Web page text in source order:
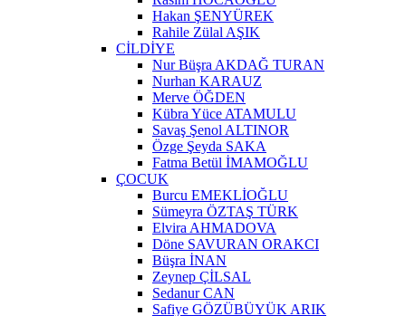
Hakan ŞENYÜREK
Rahile Zülal AŞIK
CİLDİYE
Nur Büşra AKDAĞ TURAN
Nurhan KARAUZ
Merve ÖĞDEN
Kübra Yüce ATAMULU
Savaş Şenol ALTINOR
Özge Şeyda SAKA
Fatma Betül İMAMOĞLU
ÇOCUK
Burcu EMEKLİOĞLU
Sümeyra ÖZTAŞ TÜRK
Elvira AHMADOVA
Döne SAVURAN ORAKCI
Büşra İNAN
Zeynep ÇİLSAL
Sedanur CAN
Safiye GÖZÜBÜYÜK ARIK